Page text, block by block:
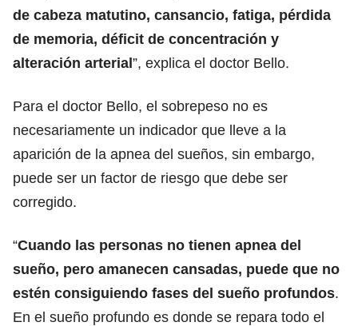
de cabeza matutino, cansancio, fatiga, pérdida
de memoria, déficit de concentración y
alteración arterial”, explica el doctor Bello.
Para el doctor Bello, el sobrepeso no es
necesariamente un indicador que lleve a la
aparición de la apnea del sueños, sin embargo,
puede ser un factor de riesgo que debe ser
corregido.
“Cuando las personas no tienen apnea del
sueño, pero amanecen cansadas, puede que no
estén consiguiendo fases del sueño profundos.
En el sueño profundo es donde se repara todo el